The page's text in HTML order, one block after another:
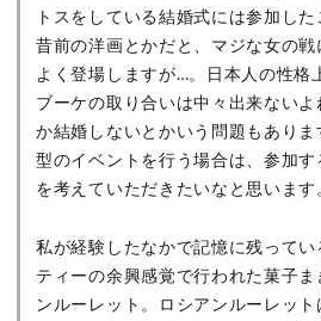
トスをしている結婚式には参加し
昔前の洋画とかだと、マジな女の
よく登場しますが…。日本人の性格
ブーケの取り合いは中々出来ない
か結婚しないとかいう問題もあり
型のイベントを行う場合は、参加
を考えていただきたいなと思います
私が経験したなかで記憶に残って
ティーの余興感覚で行われた菓子
ンルーレット。ロシアンルーレッ